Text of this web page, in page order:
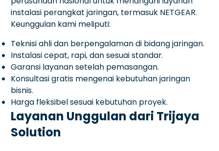
instalasi perangkat jaringan, termasuk NETGEAR.
Keunggulan kami meliputi:
Teknisi ahli dan berpengalaman di bidang jaringan.
Instalasi cepat, rapi, dan sesuai standar.
Garansi layanan setelah pemasangan.
Konsultasi gratis mengenai kebutuhan jaringan
bisnis.
Harga fleksibel sesuai kebutuhan proyek.
Layanan Unggulan dari Trijaya
Solution